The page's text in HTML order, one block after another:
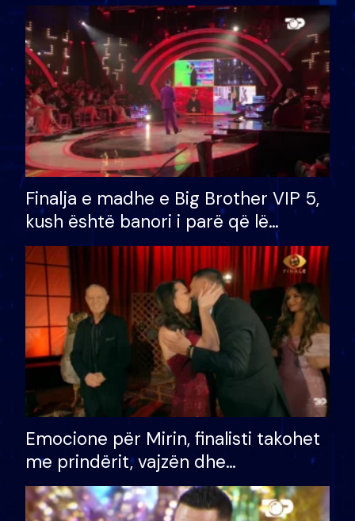
Finalja e madhe e Big Brother VIP 5,
kush është banori i parë që lë
shtëpinë dhe humb mundësinë për
të fituar çmimin e madh
Emocione për Mirin, finalisti takohet
me prindërit, vajzën dhe
bashkëshorten: S’kemi ndonjë letër
divorci apo jo?